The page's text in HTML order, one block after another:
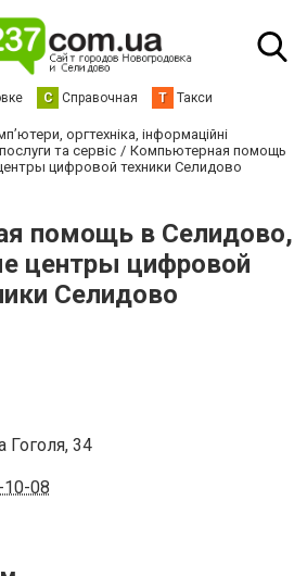
С Справочная Т Такси
оргтехніка, інформаційні
та сервіс
Компьютерная помощь
цифровой техники Селидово
помощь в Селидово,
центры цифровой
Селидово
Гоголя, 34
10-08